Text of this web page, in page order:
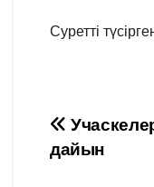
Суретті
по
дайын